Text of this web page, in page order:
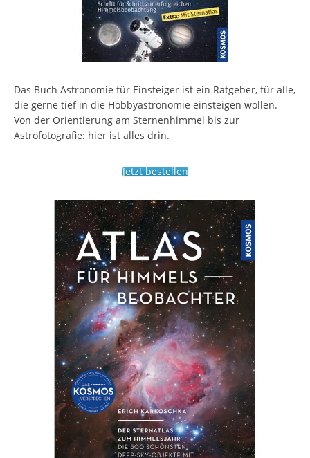
Das Buch Astronomie für Einsteiger ist ein Ratgeber, für alle,
die gerne tief in die Hobbyastronomie einsteigen wollen.
Von der Orientierung am Sternenhimmel bis zur
Astrofotografie: hier ist alles drin.
Jetzt bestellen